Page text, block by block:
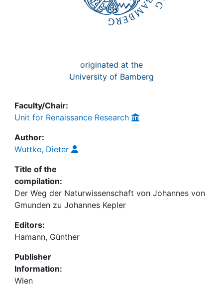
originated at the
University of Bamberg
Faculty/Chair:
Unit for Renaissance Research
Author:
Wuttke, Dieter
Title of the
compilation:
Der Weg der Naturwissenschaft von Johannes von
Gmunden zu Johannes Kepler
Editors:
Hamann, Günther
Publisher
Information:
Wien